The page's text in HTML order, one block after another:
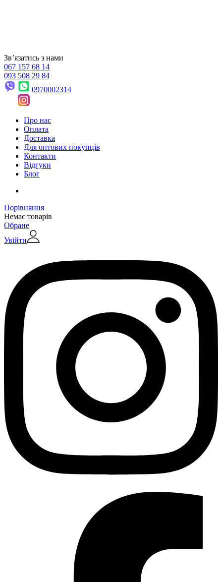
Звʼязатись з нами
067 157 68 14
093 508 29 84
0970002314
Про нас
Оплата
Доставка
Для оптових покупців
Контакти
Відгуки
Блог
Порівняння
Немає товарів
Обране
Увійти